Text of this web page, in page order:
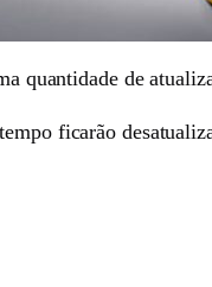
quantidade de
ficarão